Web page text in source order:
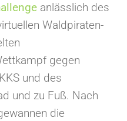
anlässlich des
Waldpiraten-
gegen
und des
und zu Fuß. Nach
die